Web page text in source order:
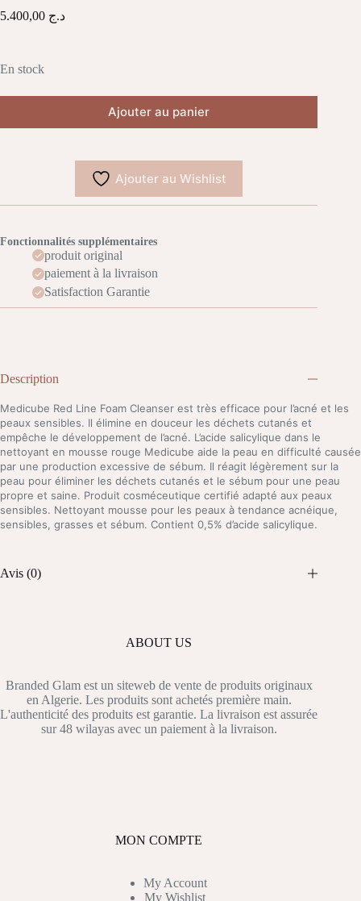
د.ج
En stock
Ajouter au panier
Ajouter au Wishlist
Fonctionnalités supplémentaires
produit original
paiement à la livraison
Satisfaction Garantie
Description
Medicube Red Line Foam Cleanser est très efficace pour l’acné et les
peaux sensibles. Il élimine en douceur les déchets cutanés et
empêche le développement de l’acné. L’acide salicylique dans le
nettoyant en mousse rouge Medicube aide la peau en difficulté causée
par une production excessive de sébum. Il réagit légèrement sur la
peau pour éliminer les déchets cutanés et le sébum pour une peau
propre et saine. Produit cosméceutique certifié adapté aux peaux
sensibles. Nettoyant mousse pour les peaux à tendance acnéique,
sensibles, grasses et sébum. Contient 0,5% d’acide salicylique.
Avis (0)
ABOUT US
Branded Glam est un siteweb de vente de produits originaux
en Algerie. Les produits sont achetés première main.
L'authenticité des produits est garantie. La livraison est assurée
sur 48 wilayas avec un paiement à la livraison.
MON COMPTE
My Account
My Wishlist